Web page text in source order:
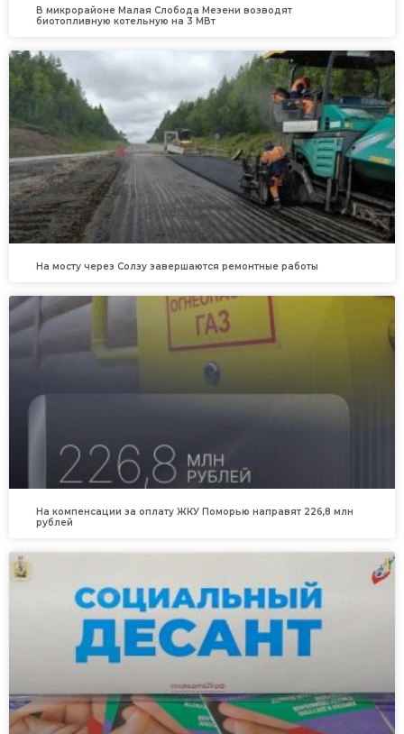
В микрорайоне Малая Слобода Мезени возводят
биотопливную котельную на 3 МВт
На мосту через Солзу завершаются ремонтные работы
На компенсации за оплату ЖКУ Поморью направят 226,8 млн
рублей